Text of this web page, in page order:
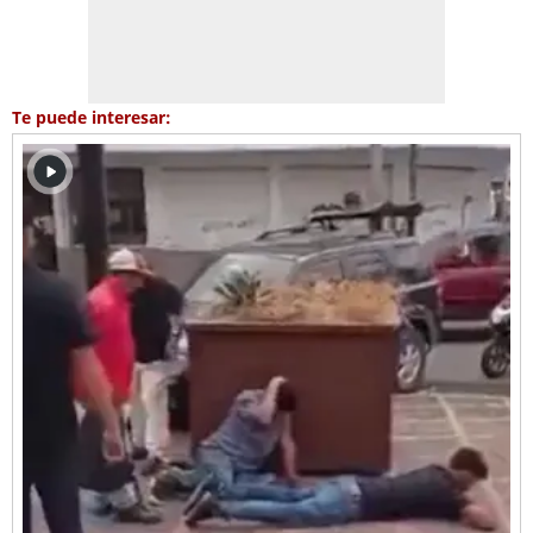
Te puede interesar: